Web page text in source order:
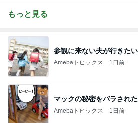
もっと見る
参観に来ない夫が行きた
Amebaトピックス 1日前
マックの秘密をバラされ
Amebaトピックス 1日前